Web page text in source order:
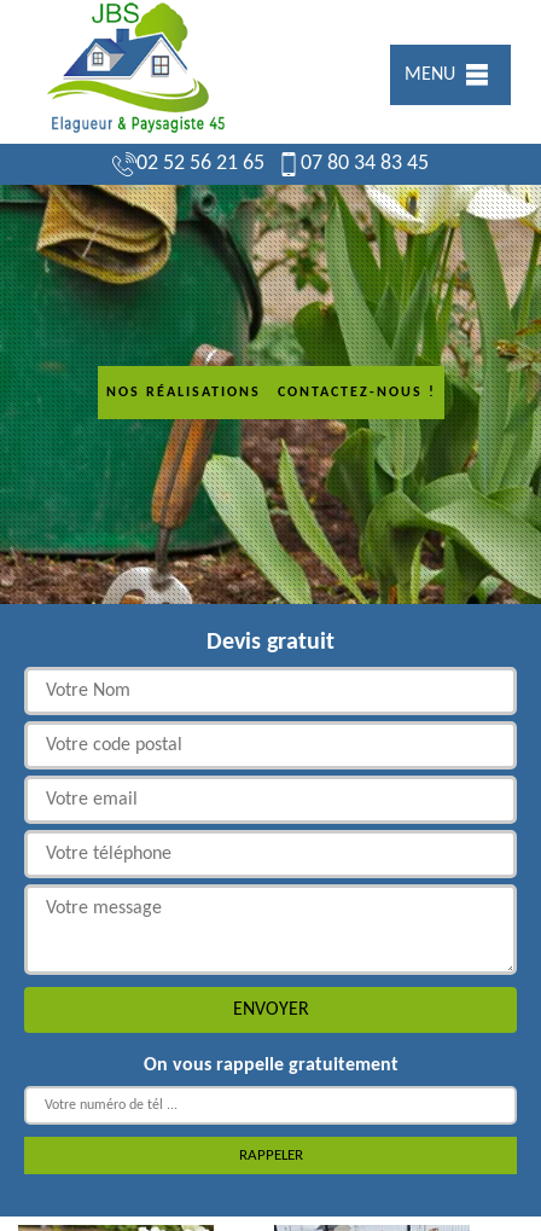
MENU
02 52 56 21 65 07 80 34 83 45
NOS RÉALISATIONS CONTACTEZ-NOUS !
Devis gratuit
On vous rappelle gratuitement